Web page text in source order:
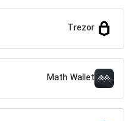
Trezor
Math Wallet